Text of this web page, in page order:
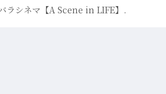
ラシネマ【A Scene in LIFE】.